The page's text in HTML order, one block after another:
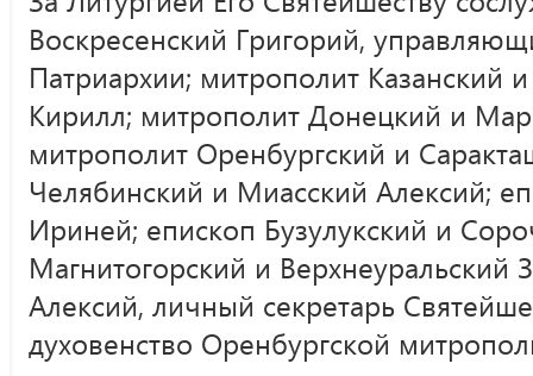
Воскресенский Григорий,
Патриархии; митрополит Казанский и
Кирилл; митрополит Донецкий и
митрополит Оренбургский и
Челябинский и Миасский Алексий;
Ириней; епископ Бузулукский и
Магнитогорский и Верхнеуральский
Алексий, личный секретарь
духовенство Оренбургской